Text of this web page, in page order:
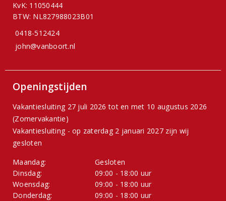
KvK: 11050444
BTW: NL827988023B01
0418-512424
john@vanboort.nl
Openingstijden
Vakantiesluiting 27 juli 2026 tot en met 10 augustus 2026
(Zomervakantie)
Vakantiesluiting - op zaterdag 2 januari 2027 zijn wij
gesloten
Maandag:
Gesloten
Dinsdag:
09:00 - 18:00 uur
Woensdag:
09:00 - 18:00 uur
Donderdag:
09:00 - 18:00 uur